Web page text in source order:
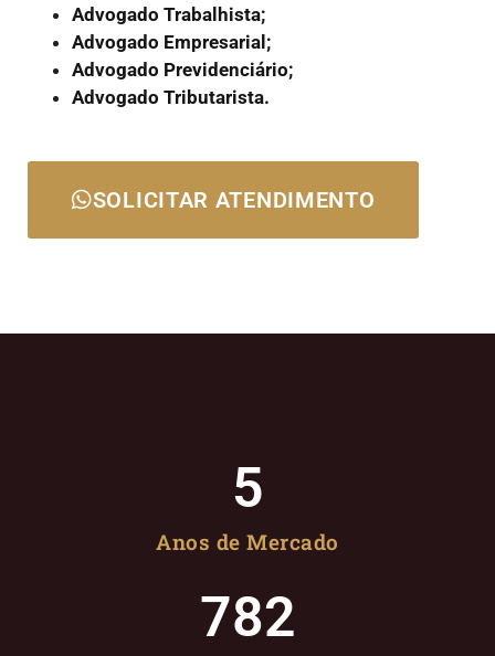
Advogado Trabalhista;
Advogado Empresarial;
Advogado Previdenciário;
Advogado Tributarista.
SOLICITAR ATENDIMENTO
Anos de Mercado
5
782